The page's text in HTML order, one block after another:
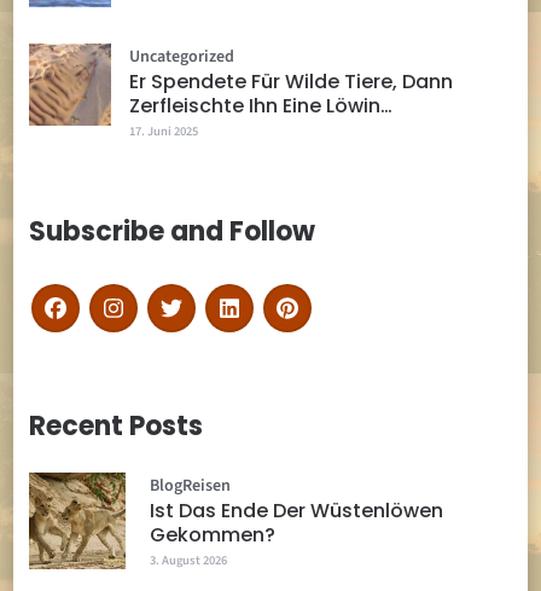
Uncategorized
Er Spendete Für Wilde Tiere, Dann
Zerfleischte Ihn Eine Löwin…
17. Juni 2025
Subscribe and Follow
Recent Posts
BlogReisen
Ist Das Ende Der Wüstenlöwen
Gekommen?
3. August 2026